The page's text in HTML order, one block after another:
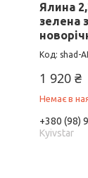
Ялина
зелена
shad-
1 920 ₴
Немає в
+380 (98)
Kyivstar